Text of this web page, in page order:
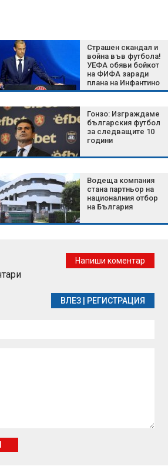
Страшен скандал и
война във футбола!
УЕФА обяви бойкот
на ФИФА заради
плана на Инфантино
Гонзо: Изграждаме
българския футбол
за следващите 10
години
Водеща компания
стана партньор на
националния отбор
на България
Църковен празник на 7
август: Ето кои са
забраните и поличбите
Жега без край:
Температурите отново
ще достигнат 40
Хороскоп за 7 август
2026 г.: Нови
възможности и важни
решения за зодиите
затворените AI
модели пред
Напиши коментар
ВЛЕЗ РЕГИСТРАЦИЯ